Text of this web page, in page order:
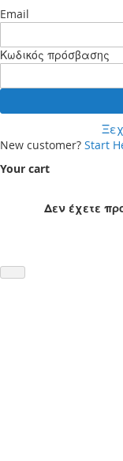
Email
Κωδικός πρόσβασης
New customer? Start
Your cart
Δεν έχετε